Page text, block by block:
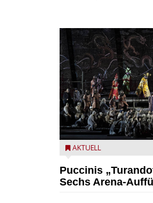
Turandot in der Arena
AKTUELL
Puccinis
Sechs Arena-